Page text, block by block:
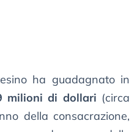
ha guadagnato in
milioni di dollari (circa
della consacrazione,